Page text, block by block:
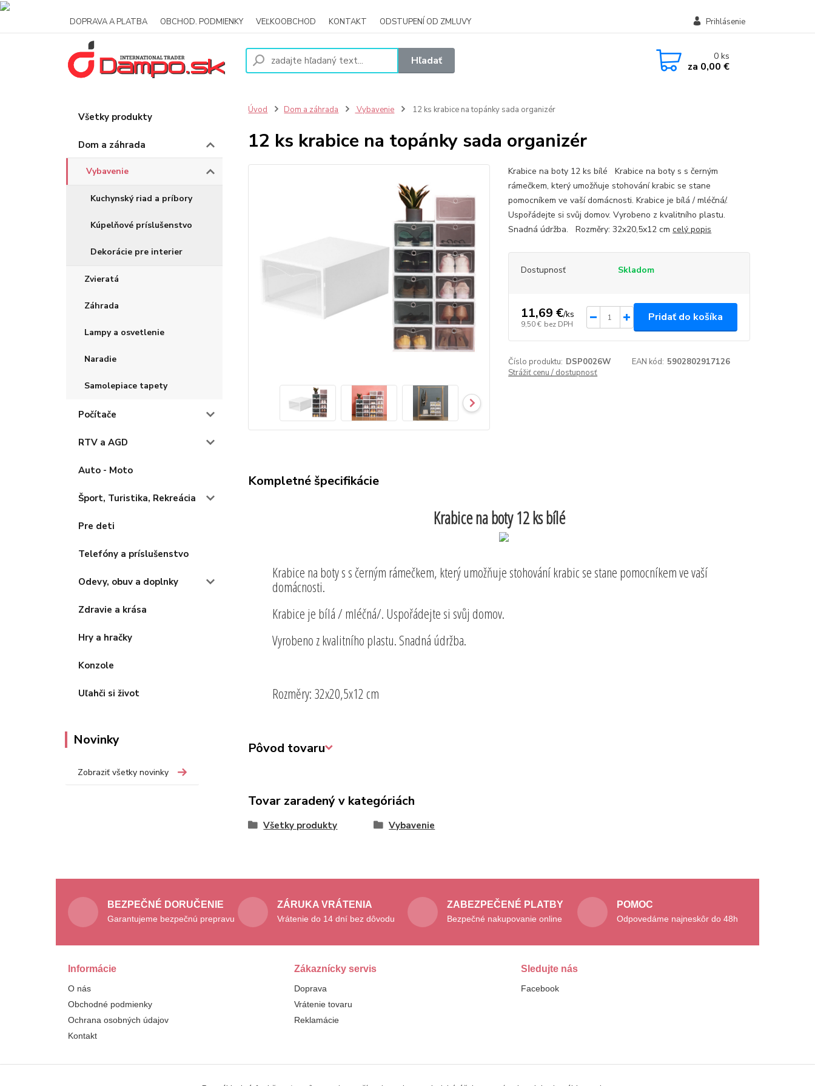
DOPRAVA A PLATBA OBCHOD. PODMIENKY VEĽKOOBCHOD KONTAKT ODSTUPENÍ OD ZMLUVY Prihlásenie
Hľadať 0ks
za 0,00 €
Všetky produkty
Dom a záhrada
Vybavenie
Kuchynský riad a príbory
Kúpelňové príslušenstvo
Dekorácie pre interier
Zvieratá
Záhrada
Lampy a osvetlenie
Naradie
Samolepiace tapety
Počítače
RTV a AGD
Auto - Moto
Šport, Turistika, Rekreácia
Pre deti
Telefóny a príslušenstvo
Odevy, obuv a doplnky
Zdravie a krása
Hry a hračky
Konzole
Uľahči si život
Novinky
Zobraziť všetky novinky
Úvod Dom a záhrada Vybavenie 12 ks krabice na topánky sada organizér
12 ks krabice na topánky sada organizér
Krabice na boty 12 ks bílé Krabice na boty s s černým
rámečkem, který umožňuje stohování krabic se stane
pomocníkem ve vaší domácnosti. Krabice je bílá / mléčná/.
Uspořádejte si svůj domov. Vyrobeno z kvalitního plastu.
Snadná údržba. Rozměry: 32x20,5x12 cmcelý popis
Dostupnosť Skladom
11,69 €/ks
9,50 € bez DPH
Pridať do košíka
Číslo produktu: DSP0026W EAN kód: 5902802917126
Strážiť cenu / dostupnosť
Kompletné špecifikácie
Krabice na boty 12 ks bílé
Krabice na boty s s černým rámečkem, který umožňuje stohování krabic se stane pomocníkem ve vaší
domácnosti.
Krabice je bílá / mléčná/. Uspořádejte si svůj domov.
Vyrobeno z kvalitního plastu. Snadná údržba.
Rozměry: 32x20,5x12 cm
Pôvod tovaru
Tovar zaradený v kategóriách
Všetky produkty Vybavenie
BEZPEČNÉ DORUČENIE
Garantujeme bezpečnú prepravu
ZÁRUKA VRÁTENIA
Vrátenie do 14 dní bez dôvodu
ZABEZPEČENÉ PLATBY
Bezpečné nakupovanie online
POMOC
Odpovedáme najneskôr do 48h
Informácie
O nás
Obchodné podmienky
Ochrana osobných údajov
Kontakt
Zákaznícky servis
Doprava
Vrátenie tovaru
Reklamácie
Sledujte nás
Facebook